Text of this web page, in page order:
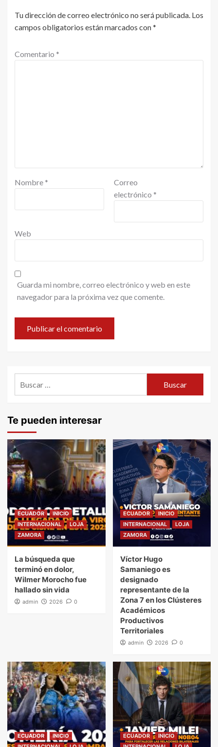
Tu dirección de correo electrónico no será publicada. Los
campos obligatorios están marcados con*
Comentario *
Nombre *
Correo
electrónico *
Web
Guarda mi nombre, correo electrónico y web en este
navegador para la próxima vez que comente.
Te pueden interesar
ECUADOR
INICIO
INTERNACIONAL
LOJA
ZAMORA
La búsqueda que
terminó en dolor,
Wilmer Morocho fue
hallado sin vida
admin 2026 0
ECUADOR
INICIO
INTERNACIONAL
LOJA
ZAMORA
Víctor Hugo
Samaniego es
designado
representante de la
Zona 7 en los Clústeres
Académicos
Productivos
Territoriales
admin 2026 0
ECUADOR
INICIO
ECUADOR
INICIO